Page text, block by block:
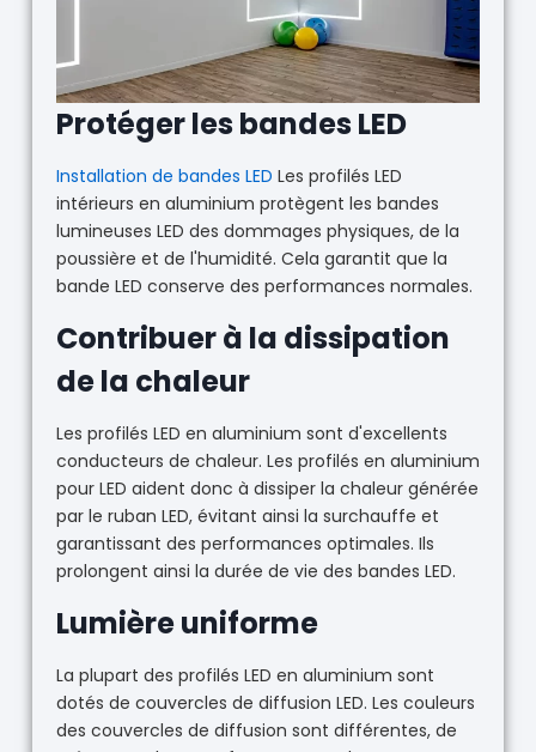
Protéger les bandes LED
Installation de bandes LED Les profilés LED
intérieurs en aluminium protègent les bandes
lumineuses LED des dommages physiques, de la
poussière et de l'humidité. Cela garantit que la
bande LED conserve des performances normales.
Contribuer à la dissipation
de la chaleur
Les profilés LED en aluminium sont d'excellents
conducteurs de chaleur. Les profilés en aluminium
pour LED aident donc à dissiper la chaleur générée
par le ruban LED, évitant ainsi la surchauffe et
garantissant des performances optimales. Ils
prolongent ainsi la durée de vie des bandes LED.
Lumière uniforme
La plupart des profilés LED en aluminium sont
dotés de couvercles de diffusion LED. Les couleurs
des couvercles de diffusion sont différentes, de